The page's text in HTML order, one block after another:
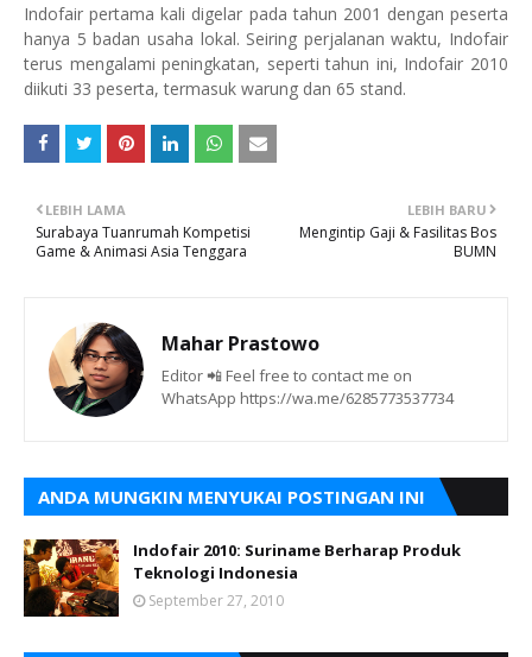
Indofair pertama kali digelar pada tahun 2001 dengan peserta
hanya 5 badan usaha lokal. Seiring perjalanan waktu, Indofair
terus mengalami peningkatan, seperti tahun ini, Indofair 2010
diikuti 33 peserta, termasuk warung dan 65 stand.
LEBIH BARU
Mengintip Gaji & Fasilitas Bos
BUMN
LEBIH LAMA
Surabaya Tuanrumah Kompetisi
Game & Animasi Asia Tenggara
Mahar Prastowo
Editor 📲 Feel free to contact me on
WhatsApp https://wa.me/6285773537734
ANDA MUNGKIN MENYUKAI POSTINGAN INI
Indofair 2010: Suriname Berharap Produk
Teknologi Indonesia
September 27, 2010